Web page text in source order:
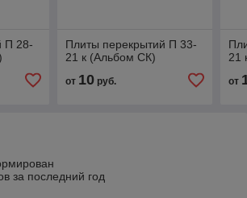
П 28-
Плиты перекрытий П 33-
21 к (Альбом СК)
от 10руб.
21
от
за последний год